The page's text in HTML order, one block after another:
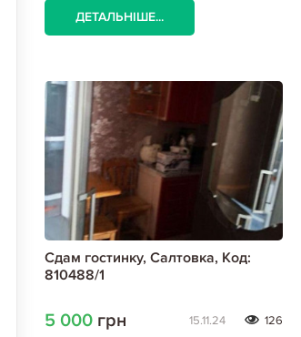
ДЕТАЛЬНІШЕ...
Сдам гостинку, Салтовка, Код:
810488/1
5 000 грн 15.11.24 126